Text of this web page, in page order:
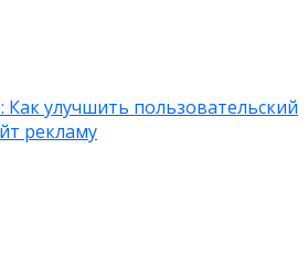
Как улучшить пользовательский
рекламу